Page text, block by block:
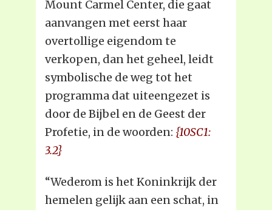
Mount Carmel Center, die gaat
aanvangen met eerst haar
overtollige eigendom te
verkopen, dan het geheel, leidt
symbolische de weg tot het
programma dat uiteengezet is
door de Bijbel en de Geest der
Profetie, in de woorden: {10SC1:
3.2}
“Wederom is het Koninkrijk der
hemelen gelijk aan een schat, in